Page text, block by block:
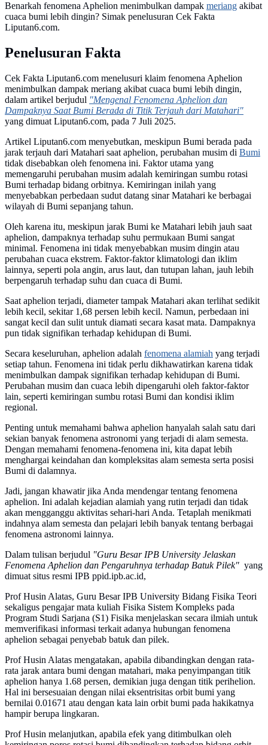
Benarkah fenomena Aphelion menimbulkan dampak meriang akibat
cuaca bumi lebih dingin? Simak penelusuran Cek Fakta
Liputan6.com.
Penelusuran Fakta
Cek Fakta Liputan6.com menelusuri klaim fenomena Aphelion
menimbulkan dampak meriang akibat cuaca bumi lebih dingin,
dalam artikel berjudul "Mengenal Fenomena Aphelion dan
Dampaknya Saat Bumi Berada di Titik Terjauh dari Matahari"
yang dimuat Liputan6.com, pada 7 Juli 2025.
Artikel Liputan6.com menyebutkan, meskipun Bumi berada pada
jarak terjauh dari Matahari saat aphelion, perubahan musim di Bumi
tidak disebabkan oleh fenomena ini. Faktor utama yang
memengaruhi perubahan musim adalah kemiringan sumbu rotasi
Bumi terhadap bidang orbitnya. Kemiringan inilah yang
menyebabkan perbedaan sudut datang sinar Matahari ke berbagai
wilayah di Bumi sepanjang tahun.
Oleh karena itu, meskipun jarak Bumi ke Matahari lebih jauh saat
aphelion, dampaknya terhadap suhu permukaan Bumi sangat
minimal. Fenomena ini tidak menyebabkan musim dingin atau
perubahan cuaca ekstrem. Faktor-faktor klimatologi dan iklim
lainnya, seperti pola angin, arus laut, dan tutupan lahan, jauh lebih
berpengaruh terhadap suhu dan cuaca di Bumi.
Saat aphelion terjadi, diameter tampak Matahari akan terlihat sedikit
lebih kecil, sekitar 1,68 persen lebih kecil. Namun, perbedaan ini
sangat kecil dan sulit untuk diamati secara kasat mata. Dampaknya
pun tidak signifikan terhadap kehidupan di Bumi.
Secara keseluruhan, aphelion adalah fenomena alamiah yang terjadi
setiap tahun. Fenomena ini tidak perlu dikhawatirkan karena tidak
menimbulkan dampak signifikan terhadap kehidupan di Bumi.
Perubahan musim dan cuaca lebih dipengaruhi oleh faktor-faktor
lain, seperti kemiringan sumbu rotasi Bumi dan kondisi iklim
regional.
Penting untuk memahami bahwa aphelion hanyalah salah satu dari
sekian banyak fenomena astronomi yang terjadi di alam semesta.
Dengan memahami fenomena-fenomena ini, kita dapat lebih
menghargai keindahan dan kompleksitas alam semesta serta posisi
Bumi di dalamnya.
Jadi, jangan khawatir jika Anda mendengar tentang fenomena
aphelion. Ini adalah kejadian alamiah yang rutin terjadi dan tidak
akan mengganggu aktivitas sehari-hari Anda. Tetaplah menikmati
indahnya alam semesta dan pelajari lebih banyak tentang berbagai
fenomena astronomi lainnya.
Dalam tulisan berjudul "Guru Besar IPB University Jelaskan
Fenomena Aphelion dan Pengaruhnya terhadap Batuk Pilek" yang
dimuat situs resmi IPB ppid.ipb.ac.id,
Prof Husin Alatas, Guru Besar IPB University Bidang Fisika Teori
sekaligus pengajar mata kuliah Fisika Sistem Kompleks pada
Program Studi Sarjana (S1) Fisika menjelaskan secara ilmiah untuk
memverifikasi informasi terkait adanya hubungan fenomena
aphelion sebagai penyebab batuk dan pilek.
Prof Husin Alatas mengatakan, apabila dibandingkan dengan rata-
rata jarak antara bumi dengan matahari, maka penyimpangan titik
aphelion hanya 1.68 persen, demikian juga dengan titik perihelion.
Hal ini bersesuaian dengan nilai eksentrisitas orbit bumi yang
bernilai 0.01671 atau dengan kata lain orbit bumi pada hakikatnya
hampir berupa lingkaran.
Prof Husin melanjutkan, apabila efek yang ditimbulkan oleh